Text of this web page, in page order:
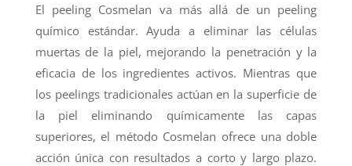
El peeling Cosmelan va más allá de un peeling
químico estándar. Ayuda a eliminar las células
muertas de la piel, mejorando la penetración y la
eficacia de los ingredientes activos. Mientras que
los peelings tradicionales actúan en la superficie de
la piel eliminando químicamente las capas
superiores, el método Cosmelan ofrece una doble
acción única con resultados a corto y largo plazo.